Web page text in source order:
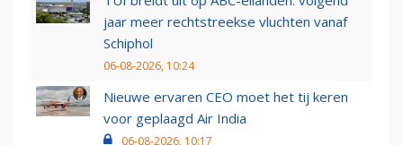
jaar meer rechtstreekse vluchten vanaf
Schiphol
06-08-2026, 10:24
Nieuwe ervaren CEO moet het tij keren
voor geplaagd Air India
06-08-2026, 10:17